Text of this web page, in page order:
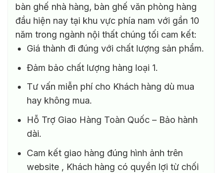
bàn ghế nhà hàng, bàn ghế văn phòng hàng
đầu hiện nay tại khu vực phía nam với gần 10
năm trong ngành nội thất chúng tối cam kết:
Giá thành đi đúng với chất lượng sản phẩm.
Đảm bảo chất lượng hàng loại 1.
Tư vấn miễn phí cho Khách hàng dù mua
hay không mua.
Hỗ Trợ Giao Hàng Toàn Quốc – Bảo hành
dài.
Cam kết giao hàng đúng hình ảnh trên
website , Khách hàng có quyền lợi từ chối